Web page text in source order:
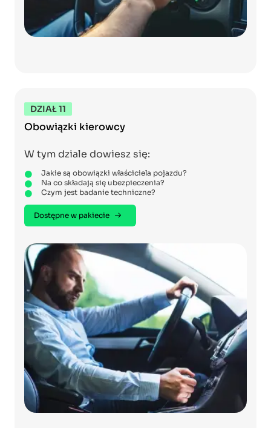
DZIAŁ 11
Obowiązki kierowcy
W tym dziale dowiesz się:
Jakie są obowiązki właściciela pojazdu?
Na co składają się ubezpieczenia?
Czym jest badanie techniczne?
Dostępne w pakiecie